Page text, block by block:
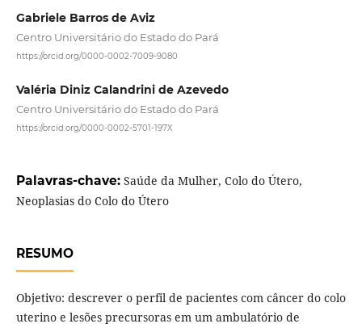
Gabriele Barros de Aviz
Centro Universitário do Estado do Pará
https://orcid.org/0000-0002-7009-9080
Valéria Diniz Calandrini de Azevedo
Centro Universitário do Estado do Pará
https://orcid.org/0000-0002-5701-197X
Palavras-chave: Saúde da Mulher, Colo do Útero,
Neoplasias do Colo do Útero
RESUMO
Objetivo: descrever o perfil de pacientes com câncer do colo
uterino e lesões precursoras em um ambulatório de